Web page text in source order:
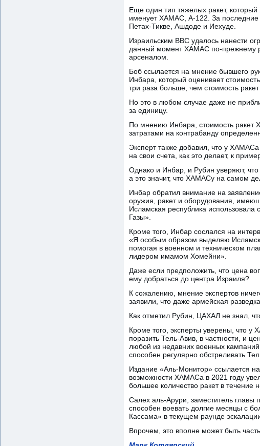
Еще один тип тяжелых ракет,
именует ХАМАС, А-122. За последние
Петах-Тикве, Ашдоде и Иехуде.
Израильским ВВС удалось нанести
данный момент ХАМАС по-прежнему
арсеналом.
Боб ссылается на мнение бывшего
Инбара, который оценивает
три раза больше, чем стоимость
Но это в любом случае даже не
за единицу.
По мнению Инбара, стоимость ракет
затратами на контрабанду
Эксперт также добавил, что у
на свои счета, как это делает, к
Однако и Инбар, и Рубин уверяют,
а это значит, что ХАМАСу на самом
Инбар обратил внимание на
оружия, ракет и оборудования,
Исламская республика
Газы».
Кроме того, Инбар сослался на
«Я особым образом выделяю
помогая в военном и техническом
лидером имамом Хомейни».
Даже если предположить, что цена
ему добраться до центра Израиля?
К сожалению, мнение экспертов
заявили, что даже армейская
Как отметил Рубин, ЦАХАЛ не знал,
Кроме того, эксперты уверены, что у
поразить Тель-Авив, в частности, и
любой из недавних военных
способен регулярно обстреливать
Издание «Аль-Монитор» ссылается
возможности ХАМАСа в 2021 году
большее количество ракет в течение
Салех аль-Арури, заместитель
способен воевать долгие месяцы с
Кассама» в текущем раунде
Впрочем, это вполне может быть